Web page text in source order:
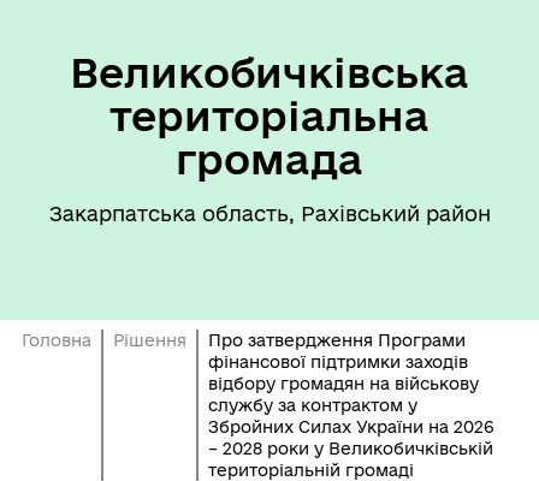
Великобичківська
територіальна
громада
Закарпатська область, Рахівський район
Головна Рішення
Про затвердження Програми
фінансової підтримки заходів
відбору громадян на військову
службу за контрактом у
Збройних Силах України на 2026
– 2028 роки у Великобичківській
територіальній громаді